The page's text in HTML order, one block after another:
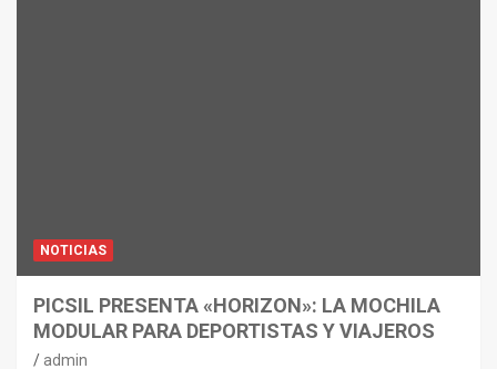
NOTICIAS
PICSIL PRESENTA «HORIZON»: LA MOCHILA
MODULAR PARA DEPORTISTAS Y VIAJEROS
admin